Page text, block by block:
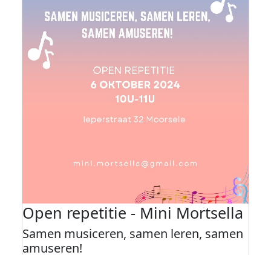
Open repetitie - Mini Mortsella
Samen musiceren, samen leren, samen
amuseren!